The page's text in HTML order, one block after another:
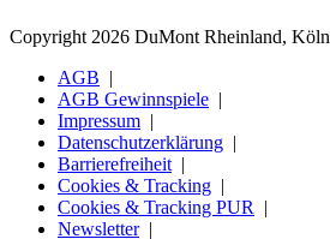
Copyright 2026 DuMont Rheinland, Köln
AGB
AGB Gewinnspiele
Impressum
Datenschutzerklärung
Barrierefreiheit
Cookies & Tracking
Cookies & Tracking PUR
Newsletter